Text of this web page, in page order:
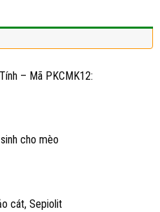
– Mã PKCMK12:
cho mèo
cát, Sepiolit